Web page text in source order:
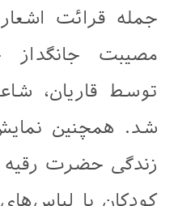
جمله قرائت
مصیبت
توسط قاریان،
شد. همچنین نمایش
زندگی حضرت رقیه
کودکان با